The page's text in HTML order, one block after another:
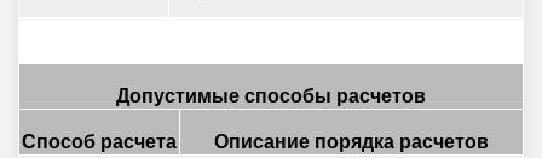
Допустимые способы расчетов
Способ расчета
Описание порядка расчетов